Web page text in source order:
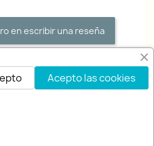
en escribir una reseña
Acepto las cookies